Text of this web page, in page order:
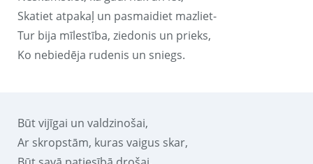
Skatiet atpakaļ un pasmaidiet mazliet-
Tur bija mīlestība, ziedonis un prieks,
Ko nebiedēja rudenis un sniegs.
Būt vijīgai un valdzinošai,
Ar skropstām, kuras vaigus skar,